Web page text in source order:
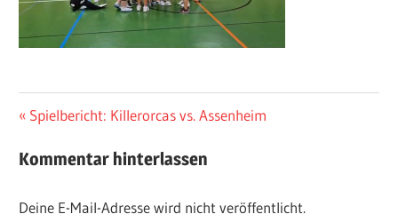
Beitragsnavigation
Vorheriger
Spielbericht: Killerorcas vs. Assenheim
Kommentar hinterlassen
Deine E-Mail-Adresse wird nicht veröffentlicht.